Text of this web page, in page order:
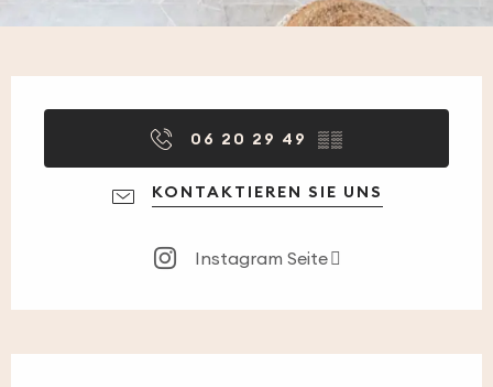
06 20 29 49 ▒▒
KONTAKTIEREN SIE UNS
Instagram Seite